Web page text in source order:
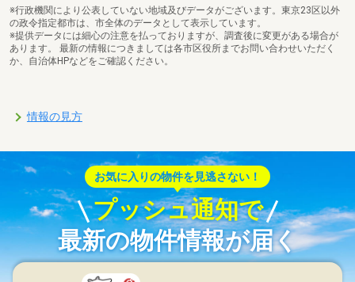
※行政機関により公表していない地域及びデータがございます。東京23区以外
の政令指定都市は、市全体のデータとして表示しています。
※提供データには細心の注意を払っておりますが、調査後に変更がある場合が
あります。 最新の情報につきましては各市区役所までお問い合わせいただく
か、自治体HPなどをご確認ください。
情報の見方
お気に入りの物件を見逃さない！
プッシュ通知で
最新の物件情報が届く